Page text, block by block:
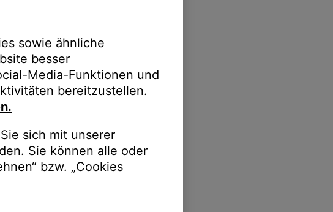
sowie ähnliche
besser
Media-Funktionen und
bereitzustellen.
sich mit unserer
Sie können alle oder
bzw. „Cookies